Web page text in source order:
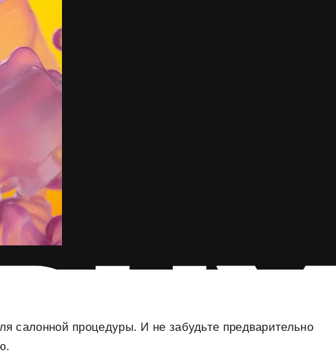
салонной процедуры. И не забудьте предварительно